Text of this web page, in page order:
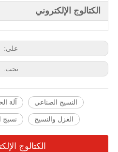
الكتالوج الإلكتروني
على:
تحت:
آلة النسيج الصناعي
نسيج الغزل والنسيج
الكتالوج